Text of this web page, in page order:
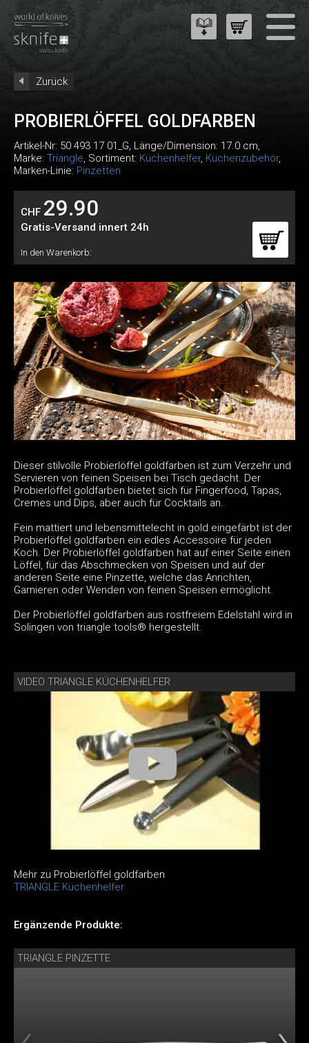
Zurück
PROBIERLÖFFEL GOLDFARBEN
Artikel-Nr: 50 493 17 01_G, Länge/Dimension: 17.0 cm,
Marke: Triangle, Sortiment: Küchenhelfer, Küchenzubehör,
Marken-Linie: Pinzetten
CHF 29.90
Gratis-Versand innert 24h
In den Warenkorb:
Dieser stilvolle Probierlöffel goldfarben ist zum Verzehr und
Servieren von feinen Speisen bei Tisch gedacht. Der
Probierlöffel goldfarben bietet sich für Fingerfood, Tapas,
Cremes und Dips, aber auch für Cocktails an.
Fein mattiert und lebensmittelecht in gold eingefärbt ist der
Probierlöffel goldfarben ein edles Accessoire für jeden
Koch. Der Probierlöffel goldfarben hat auf einer Seite einen
Löffel, für das Abschmecken von Speisen und auf der
anderen Seite eine Pinzette, welche das Anrichten,
Garnieren oder Wenden von feinen Speisen ermöglicht.
Der Probierlöffel goldfarben aus rostfreiem Edelstahl wird in
Solingen von triangle tools® hergestellt.
VIDEO TRIANGLE KÜCHENHELFER
Mehr zu Probierlöffel goldfarben
TRIANGLE Küchenhelfer
Ergänzende Produkte:
TRIANGLE PINZETTE